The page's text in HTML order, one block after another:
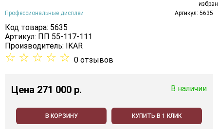
Профессиональные дисплеи Артикул: 5635
Код товара: 5635
Артикул: ПП 55-117-111
Производитель:
IKAR
☆ ☆ ☆ ☆ ☆ 0 отзывов
Цена 271 000 p. В наличии
В КОРЗИНУ КУПИТЬ В 1 КЛИК